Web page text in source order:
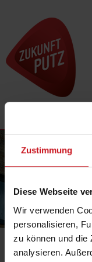
Zustimmung
Diese Webseite
Wir verwenden
personalisieren,
zu können und die
analysieren.
Ihr Standort: Fachlexikon /